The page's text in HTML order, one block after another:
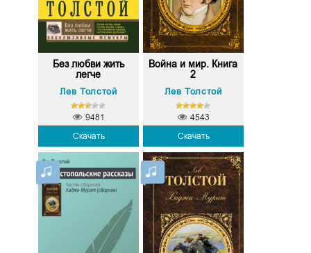
Без любви жить
легче
Лев Толстой
Скачать
9481
Война и мир. Книга
2
Лев Толстой
Скачать
4543